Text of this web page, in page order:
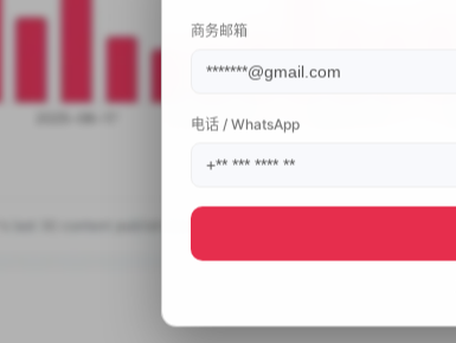
商务邮箱
电话 / WhatsApp